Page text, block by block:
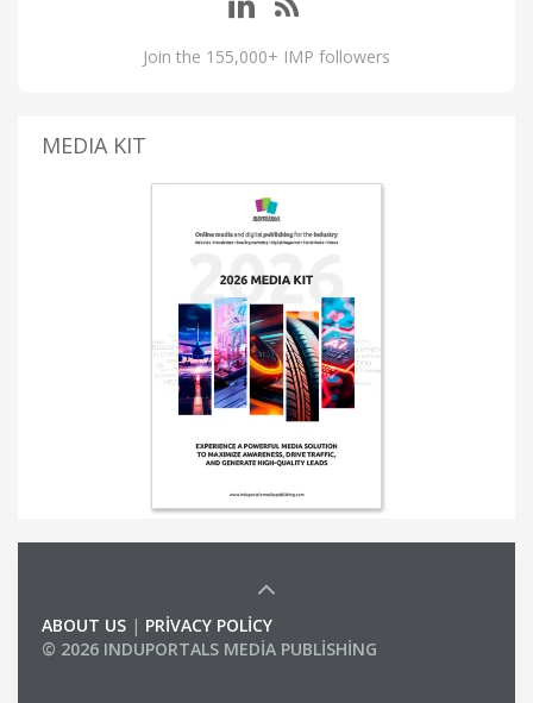
Join the 155,000+ IMP followers
MEDIA KIT
ABOUT US | PRIVACY POLICY
© 2026 INDUPORTALS MEDIA PUBLISHING